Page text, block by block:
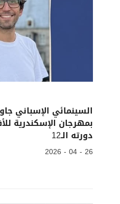
السينمائي الإسباني
بمهرجان الإسكندرية
دورته الـ12
26 - 04 - 2026